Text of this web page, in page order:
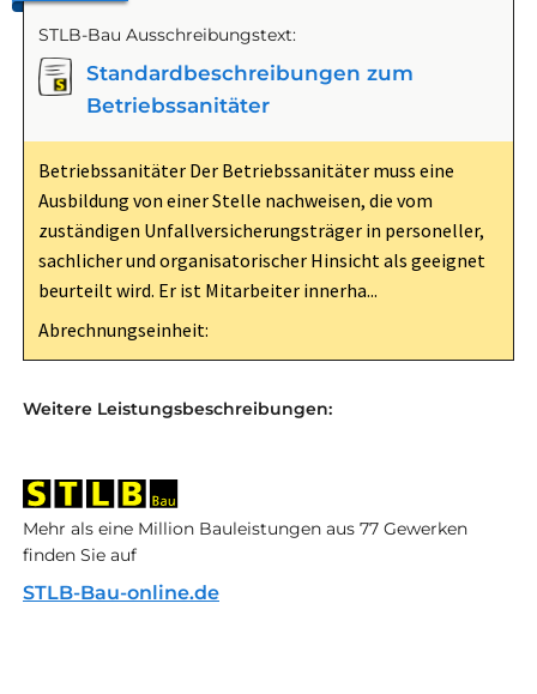
STLB-Bau Ausschreibungstext:
Standardbeschreibungen zum
Betriebssanitäter
Betriebssanitäter Der Betriebssanitäter muss eine
Ausbildung von einer Stelle nachweisen, die vom
zuständigen Unfallversicherungsträger in personeller,
sachlicher und organisatorischer Hinsicht als geeignet
beurteilt wird. Er ist Mitarbeiter innerha...
Abrechnungseinheit:
Weitere Leistungsbeschreibungen:
Mehr als eine Million Bauleistungen aus 77 Gewerken
finden Sie auf
STLB-Bau-online.de